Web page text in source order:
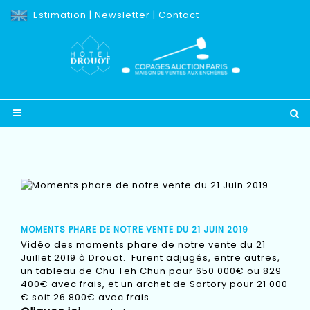
Estimation | Newsletter | Contact
MOMENTS PHARE DE NOTRE VENTE DU 21 JUIN 2019
Vidéo des moments phare de notre vente du 21
Juillet 2019 à Drouot. Furent adjugés, entre autres,
un tableau de Chu Teh Chun pour 650 000€ ou 829
400€ avec frais, et un archet de Sartory pour 21 000
€ soit 26 800€ avec frais.